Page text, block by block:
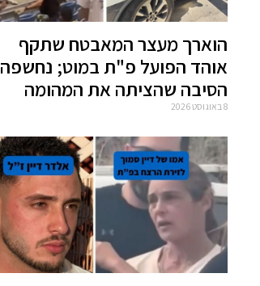
הוארך מעצר המאבטח שתקף
אוהד הפועל פ"ת במוט; נחשפה
הסיבה שהציתה את המהומה
8 באוגוסט 2026